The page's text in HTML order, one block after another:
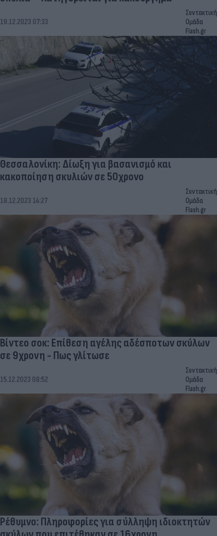
19.12.2023 07:33
Συντακτική
Ομάδα
Flash.gr
Θεσσαλονίκη: Δίωξη για βασανισμό και
κακοποίηση σκυλιών σε 50χρονο
18.12.2023 14:27
Συντακτική
Ομάδα
Flash.gr
Βίντεο σοκ: Επίθεση αγέλης αδέσποτων σκύλων
σε 9χρονη - Πως γλίτωσε
15.12.2023 08:52
Συντακτική
Ομάδα
Flash.gr
Ρέθυμνο: Πληροφορίες για σύλληψη ιδιοκτητών